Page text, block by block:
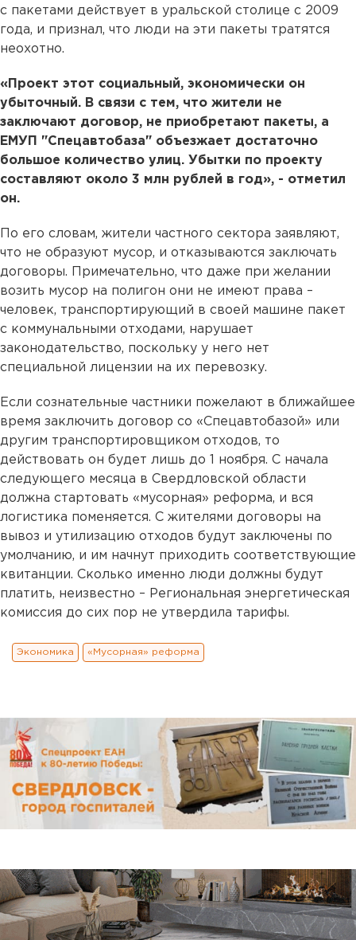
с пакетами действует в уральской столице с 2009
года, и признал, что люди на эти пакеты тратятся
неохотно.
«Проект этот социальный, экономически он
убыточный. В связи с тем, что жители не
заключают договор, не приобретают пакеты, а
ЕМУП "Спецавтобаза" объезжает достаточно
большое количество улиц. Убытки по проекту
составляют около 3 млн рублей в год», - отметил
он.
По его словам, жители частного сектора заявляют,
что не образуют мусор, и отказываются заключать
договоры. Примечательно, что даже при желании
возить мусор на полигон они не имеют права –
человек, транспортирующий в своей машине пакет
с коммунальными отходами, нарушает
законодательство, поскольку у него нет
специальной лицензии на их перевозку.
Если сознательные частники пожелают в ближайшее
время заключить договор со «Спецавтобазой» или
другим транспортировщиком отходов, то
действовать он будет лишь до 1 ноября. С начала
следующего месяца в Свердловской области
должна стартовать «мусорная» реформа, и вся
логистика поменяется. С жителями договоры на
вывоз и утилизацию отходов будут заключены по
умолчанию, и им начнут приходить соответствующие
квитанции. Сколько именно люди должны будут
платить, неизвестно – Региональная энергетическая
комиссия до сих пор не утвердила тарифы.
Экономика «Мусорная» реформа